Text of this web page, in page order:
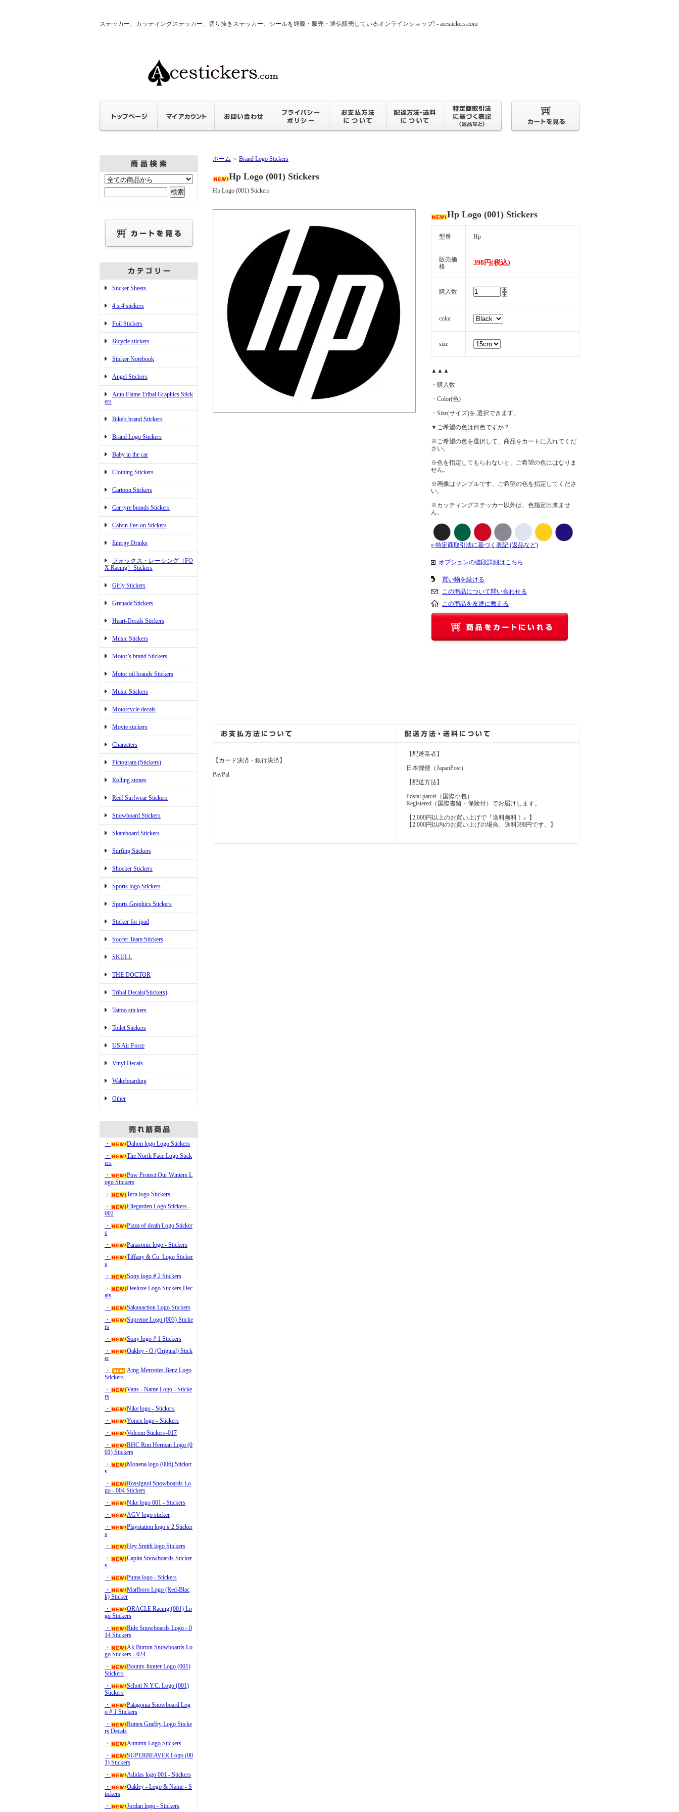
ステッカー、カッティングステッカー、切り抜きステッカー、シールを通販・販売・通信販売しているオンラインショップ! - acestickers.com
Sticker Sheets
4 x 4 stickers
Foil Stickers
Bicycle stickers
Sticker Notebook
Angel Stickers
Auto Flame Tribal Graphics Stick
ers
Bike's brand Stickers
Brand Logo Stickers
Baby in the car
Clothing Stickers
Cartoon Stickers
Car tyre brands Stickers
Calvin Pee-on Stickers
Energy Drinks
フォックス・レーシング（FO
X Racing）Stickers
Girly Stickers
Grenade Stickers
Heart-Decals Stickers
Music Stickers
Motor’s brand Stickers
Motor oil brands Stickers
Music Stickers
Motorcycle decals
Movie stickers
Characters
Pictogram (Stickers)
Rolling stones
Reef Surfwear Stickers
Snowboard Stickers
Skateboard Stickers
Surfing Stickers
Shocker Stickers
Sports logo Stickers
Sports Graphics Stickers
Sticker for ipad
Soccer Team Stickers
SKULL
THE DOCTOR
Tribal Decals(Stickers)
Tattoo stickers
Toilet Stickers
US Air Force
Vinyl Decals
Wakeboarding
Other
・
Dahon logo Logo Stickers
・
The North Face Logo Stick
ers
・
Pow Protect Our Winters L
ogo Stickers
・
Tern logo Stickers
・
Ellegarden Logo Stickers -
002
・
Pizza of death Logo Sticker
s
・
Panasonic logo - Stickers
・
Tiffany & Co. Logo Sticker
s
・
Sony logo # 2 Stickers
・
Deeluxe Logo Stickers Dec
als
・
Sakanaction Logo Stickers
・
Supreme Logo (003) Sticke
rs
・
Sony logo # 1 Stickers
・
Oakley - O (Original) Stick
er
・
Amg Mercedes Benz Logo
Stickers
・
Vans - Name Logo - Sticke
rs
・
Nike logo - Stickers
・
Yonex logo - Stickers
・
Volcom Stickers-017
・
RHC Ron Herman Logo (0
01) Stickers
・
Monena logo (006) Sticker
s
・
Rossignol Snowboards Lo
go - 004 Stickers
・
Nike logo 001 - Stickers
・
AGV logo sticker
・
Playstation logo # 2 Sticker
s
・
Hey Smith logo Stickers
・
Capita Snowboards Sticker
s
・
Puma logo - Stickers
・
Marlboro Logo (Red-Blac
k) Sticker
・
ORACLE Racing (001) Lo
go Stickers
・
Ride Snowboards Logo - 0
14 Stickers
・
Ak Burton Snowboards Lo
go Stickers - 024
・
Bounty-hunter Logo (001)
Stickers
・
Schott N.Y.C. Logo (001)
Stickers
・
Patagonia Snowboard Log
o # 1 Stickers
・
Rotten Graffty Logo Sticke
rs Decals
・
Autumn Logo Stickers
・
SUPERBEAVER Logo (00
1) Stickers
・
Adidas logo 001 - Stickers
・
Oakley - Logo & Name - S
tickers
・
Jordan logo - Stickers
ホーム ＞ Brand Logo Stickers
Hp Logo (001) Stickers
Hp Logo (001) Stickers
Hp Logo (001) Stickers
型番 Hp
販売価
格
398円(税込)
購入数
color
size
▲▲▲
・購入数
・Color(色)
・Size(サイズ)を,選択できます。
▼ご希望の色は何色ですか？
※ご希望の色を選択して、商品をカートに入れてくだ
さい。
※色を指定してもらわないと、ご希望の色にはなりま
せん。
※画像はサンプルです、ご希望の色を指定してくださ
い。
※カッティングステッカー以外は、色指定出来ませ
ん。
» 特定商取引法に基づく表記 (返品など)
オプションの値段詳細はこちら
買い物を続ける
この商品について問い合わせる
この商品を友達に教える
【カード決済・銀行決済】
PayPal
【配送業者】
日本郵便（JapanPost）
【配送方法】
Postal parcel（国際小包）
Registered（国際書留・保険付）でお届けします。
【2,000円以上のお買い上げで『送料無料！』】
【2,000円以内のお買い上げの場合、送料398円です。】